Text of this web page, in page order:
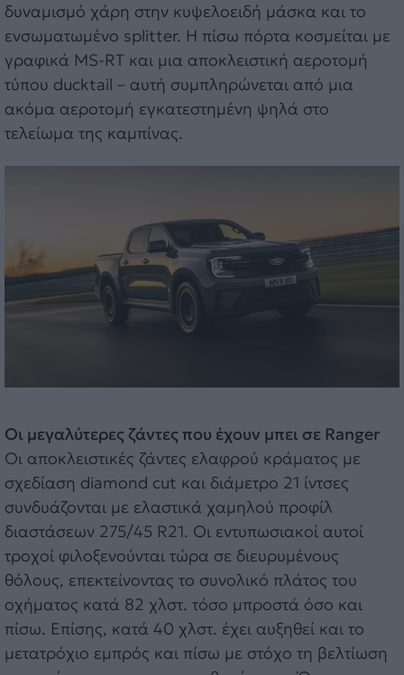
δυναμισμό χάρη στην κυψελοειδή μάσκα και το
ενσωματωμένο splitter. Η πίσω πόρτα κοσμείται με
γραφικά MS-RT και μια αποκλειστική αεροτομή
τύπου ducktail – αυτή συμπληρώνεται από μια
ακόμα αεροτομή εγκατεστημένη ψηλά στο
τελείωμα της καμπίνας.
Οι μεγαλύτερες ζάντες που έχουν μπει σε Ranger
Οι αποκλειστικές ζάντες ελαφρού κράματος με
σχεδίαση diamond cut και διάμετρο 21 ίντσες
συνδυάζονται με ελαστικά χαμηλού προφίλ
διαστάσεων 275/45 R21. Οι εντυπωσιακοί αυτοί
τροχοί φιλοξενούνται τώρα σε διευρυμένους
θόλους, επεκτείνοντας το συνολικό πλάτος του
οχήματος κατά 82 χλστ. τόσο μπροστά όσο και
πίσω. Επίσης, κατά 40 χλστ. έχει αυξηθεί και το
μετατρόχιο εμπρός και πίσω με στόχο τη βελτίωση